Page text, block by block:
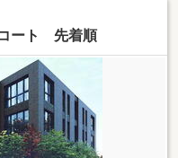
ート 先着順